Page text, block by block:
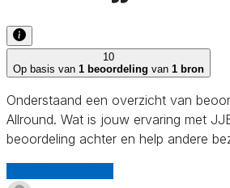
10
Op basis van 1 beoordeling van 1 bron
Onderstaand een overzicht van
Allround. Wat is jouw ervaring met
beoordeling achter en help andere